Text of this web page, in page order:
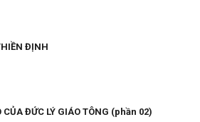
ĐỊNH
ĐỨC LÝ GIÁO TÔNG (phần 02)